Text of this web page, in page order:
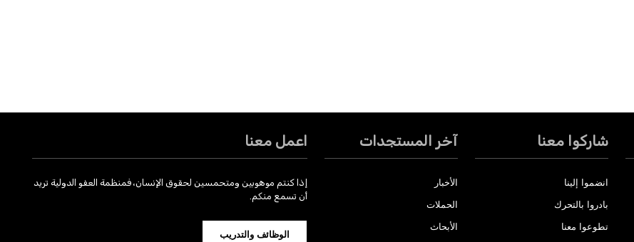
شاركوا معنا
انضموا إلينا
بادروا بالتحرك
تطوعوا معنا
آخر المستجدات
الأخبار
الحملات
الأبحاث
اعمل معنا
إذا كنتم موهوبين ومتحمسين لحقوق الإنسان، فمنظمة العفو الدولية تريد
أن تسمع منكم.
الوظائف والتدريب